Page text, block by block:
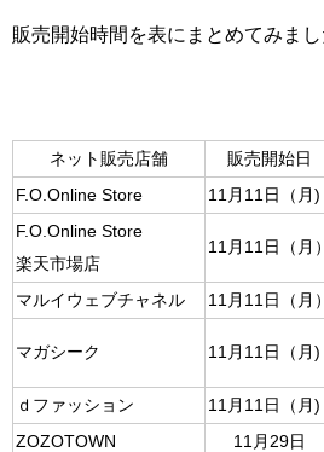
販売開始時間を表にまとめてみまし
ネット販売店舗 販売開始日
F.O.Online Store
11月11日（月)
F.O.Online Store
楽天市場店
11月11日（月）
マルイウェブチャネル
11月11日（月）
マガシーク 11月11日（月)
ｄファッション
11月11日（月)
ZOZOTOWN
11月29日